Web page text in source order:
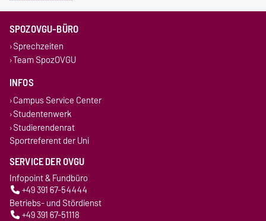
SPOZOVGU-BÜRO
Sprechzeiten
Team SpozOVGU
INFOS
Campus Service Center
Studentenwerk
Studierendenrat
Sportreferent der Uni
SERVICE DER OVGU
Infopoint & Fundbüro
+49 391 67-54444
Betriebs- und Stördienst
+49 391 67-51118